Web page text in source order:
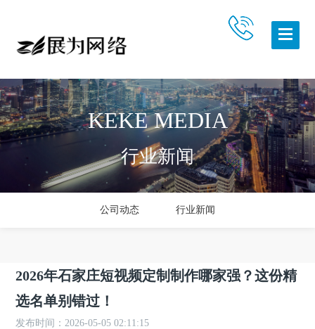
KEKE MEDIA
行业新闻
公司动态 行业新闻
2026年石家庄短视频定制制作哪家强？这份精
选名单别错过！
发布时间：2026-05-05 02:11:15